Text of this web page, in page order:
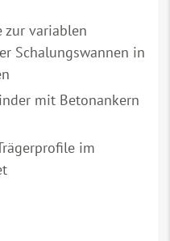
zur variablen
Schalungswannen in
mit Betonankern
im